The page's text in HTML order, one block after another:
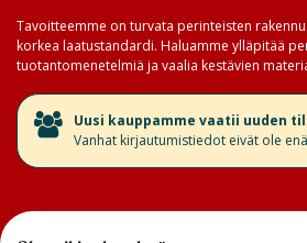
Tavoitteemme on turvata perinteisten
korkea laatustandardi. Haluamme ylläpitää
tuotantomenetelmiä ja vaalia kestävien
​Uusi kauppamme vaatii uuden
Vanhat kirjautumistiedot eivät ole